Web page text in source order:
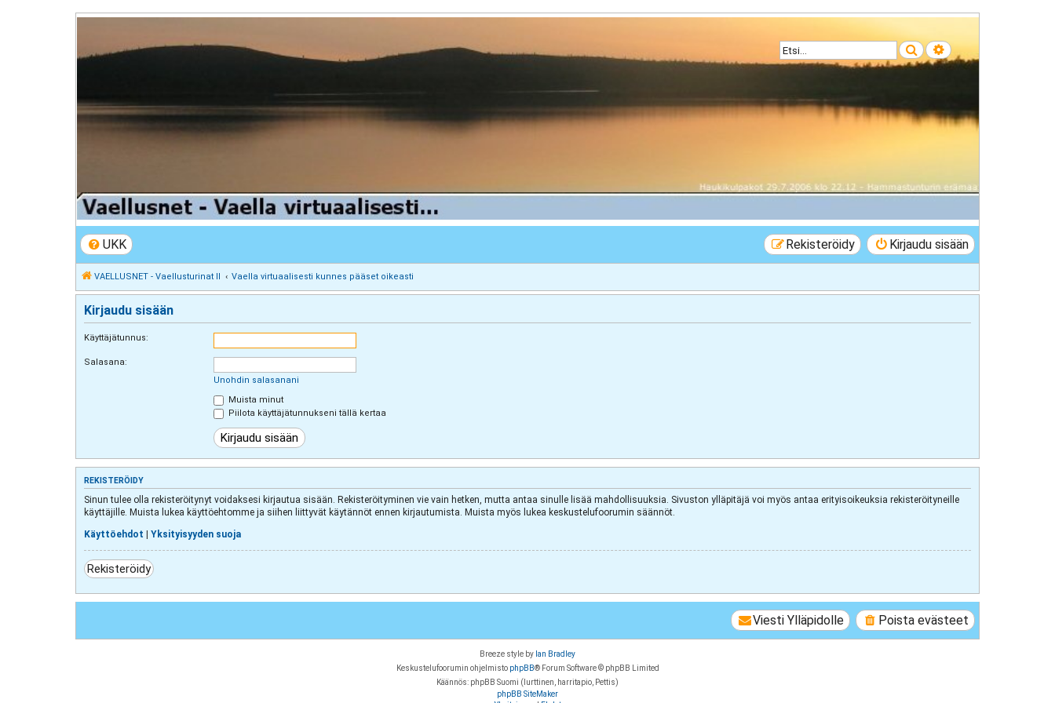
Etsi Tarkennettu haku
VAELLUSNET - Vaellusturinat II
Keskustelua vaeltamisesta ja Lapista
UKK Kirjaudu sisään
Rekisteröidy
VAELLUSNET - Vaellusturinat II Vaella virtuaalisesti kunnes pääset oikeasti
Kirjaudu sisään
Käyttäjätunnus:
Salasana:
Unohdin salasanani
Muista minut
Piilota käyttäjätunnukseni tällä kertaa
REKISTERÖIDY
Sinun tulee olla rekisteröitynyt voidaksesi kirjautua sisään. Rekisteröityminen vie vain hetken, mutta antaa sinulle lisää mahdollisuuksia. Sivuston ylläpitäjä voi myös antaa erityisoikeuksia rekisteröityneille
käyttäjille. Muista lukea käyttöehtomme ja siihen liittyvät käytännöt ennen kirjautumista. Muista myös lukea keskustelufoorumin säännöt.
Käyttöehdot | Yksityisyyden suoja
Rekisteröidy
Poista evästeet
Viesti Ylläpidolle
Breeze style by Ian Bradley
Keskustelufoorumin ohjelmisto phpBB® Forum Software © phpBB Limited
Käännös: phpBB Suomi (lurttinen, harritapio, Pettis)
phpBB SiteMaker